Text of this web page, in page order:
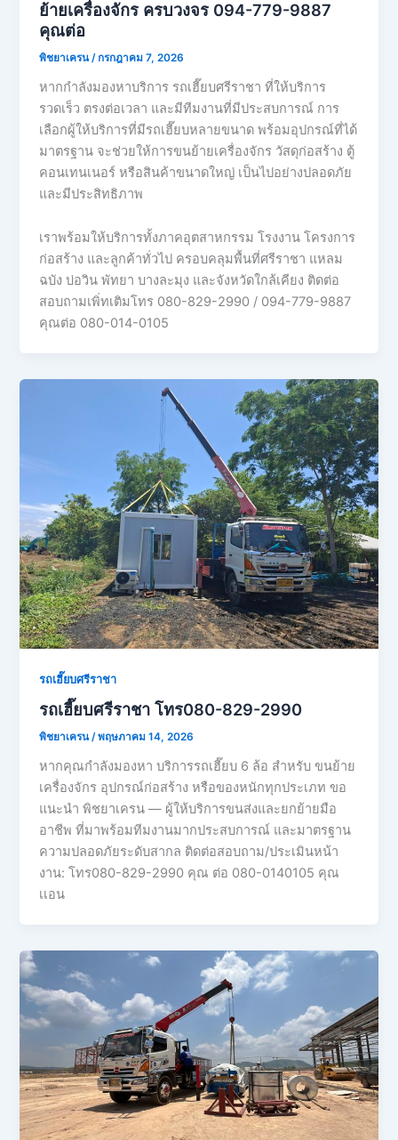
ย้ายเครื่องจักร ครบวงจร 094-779-9887
คุณต่อ
พิชยาเครน/กรกฎาคม 7, 2026
หากกำลังมองหาบริการ รถเฮี๊ยบศรีราชา ที่ให้บริการ
รวดเร็ว ตรงต่อเวลา และมีทีมงานที่มีประสบการณ์ การ
เลือกผู้ให้บริการที่มีรถเฮี๊ยบหลายขนาด พร้อมอุปกรณ์ที่ได้
มาตรฐาน จะช่วยให้การขนย้ายเครื่องจักร วัสดุก่อสร้าง ตู้
คอนเทนเนอร์ หรือสินค้าขนาดใหญ่ เป็นไปอย่างปลอดภัย
และมีประสิทธิภาพ
เราพร้อมให้บริการทั้งภาคอุตสาหกรรม โรงงาน โครงการ
ก่อสร้าง และลูกค้าทั่วไป ครอบคลุมพื้นที่ศรีราชา แหลม
ฉบัง บ่อวิน พัทยา บางละมุง และจังหวัดใกล้เคียง ติดต่อ
สอบถามเพิ่ทเติมโทร 080-829-2990 / 094-779-9887
คุณต่อ 080-014-0105
รถเฮี๊ยบศรีราชา
รถเฮี๊ยบศรีราชา โทร080-829-2990
พิชยาเครน/พฤษภาคม 14, 2026
หากคุณกำลังมองหา บริการรถเฮี๊ยบ 6 ล้อ สำหรับ ขนย้าย
เครื่องจักร อุปกรณ์ก่อสร้าง หรือของหนักทุกประเภท ขอ
แนะนำ พิชยาเครน — ผู้ให้บริการขนส่งและยกย้ายมือ
อาชีพ ที่มาพร้อมทีมงานมากประสบการณ์ และมาตรฐาน
ความปลอดภัยระดับสากล ติดต่อสอบถาม/ประเมินหน้า
งาน: โทร080-829-2990 คุณ ต่อ 080-0140105 คุณ
เเอน